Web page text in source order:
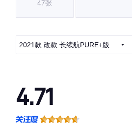
47张
2021款 改款 长续航PURE+版
4.71